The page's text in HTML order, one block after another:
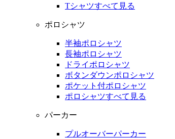
Tシャツすべて見る
ポロシャツ
半袖ポロシャツ
長袖ポロシャツ
ドライポロシャツ
ボタンダウンポロシャツ
ポケット付ポロシャツ
ポロシャツすべて見る
パーカー
プルオーバーパーカー